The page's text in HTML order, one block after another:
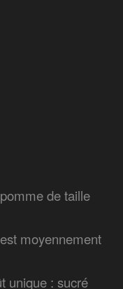
de taille
moyennement
unique : sucré